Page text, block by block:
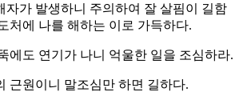
자가 발생하니 주의하여 잘 살핌이 길함
처에 나를 해하는 이로 가득하다.
에도 연기가 나니 억울한 일을 조심하라.
근원이니 말조심만 하면 길하다.